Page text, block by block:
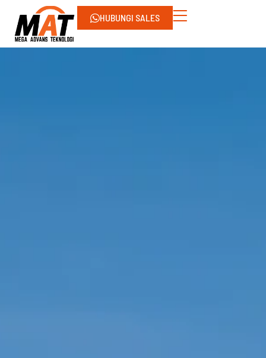
HUBUNGI SALES